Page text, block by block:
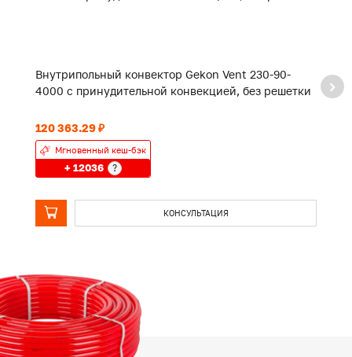
Внутрипольный конвектор Gekon Vent 230-90-
4000 с принудительной конвекцией, без решетки
120 363.29 ₽
Мгновенный кеш-бэк
+ 12036 ?
КОНСУЛЬТАЦИЯ